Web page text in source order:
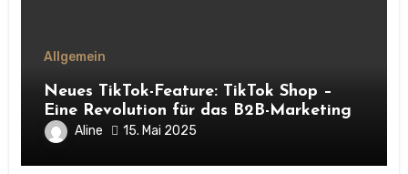
Allgemein
Neues TikTok-Feature: TikTok Shop –
Eine Revolution für das B2B-Marketing
Aline 15. Mai 2025